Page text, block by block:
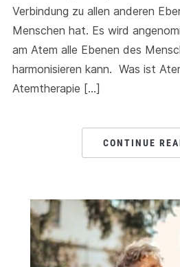
Verbindung zu allen anderen
Menschen hat. Es wird
am Atem alle Ebenen des
harmonisieren kann. Was ist
Atemtherapie […]
CONTINUE